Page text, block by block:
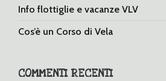
Info flottiglie e vacanze VLV
Cos’è un Corso di Vela
COMMENTI RECENTI